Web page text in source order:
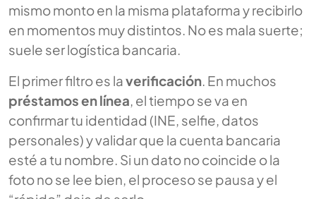
mismo monto en la misma plataforma y recibirlo
en momentos muy distintos. No es mala suerte;
suele ser logística bancaria.
El primer filtro es laverificación. En muchos
préstamos en línea, el tiempo se va en
confirmar tu identidad (INE, selfie, datos
personales) y validar que la cuenta bancaria
esté a tu nombre. Si un dato no coincide o la
foto no se lee bien, el proceso se pausa y el